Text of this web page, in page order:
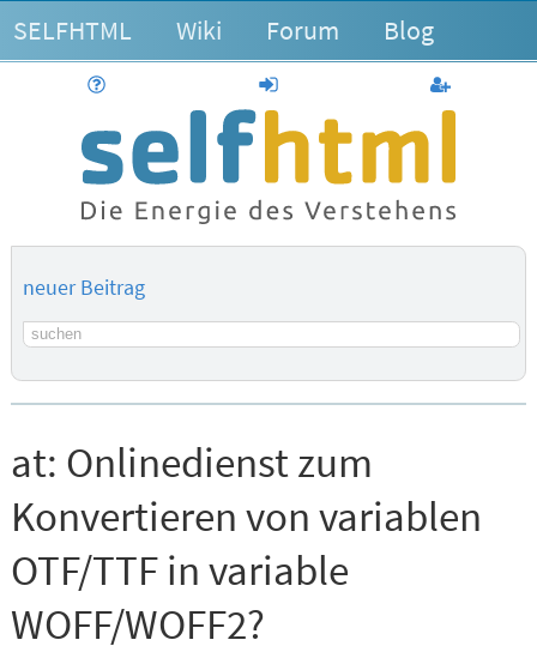
SELFHTML Wiki Forum Blog
anmelden
neuer Beitrag
Suchbegriff
at: Onlinedienst zum
Konvertieren von variablen
OTF/TTF in variable
WOFF/WOFF2?